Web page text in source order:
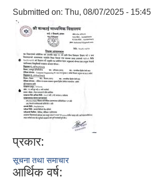
Submitted on: Thu, 08/07/2025 - 15:45
प्रकार:
सूचना तथा समाचार
आर्थिक वर्ष: